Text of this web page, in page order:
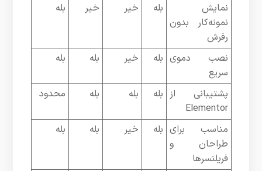
نمایش
نمونه‌کار بدون
رفرش
بله خیر خیر بله
نصب دموی
سریع
بله خیر بله بله
پشتیبانی از
Elementor
بله بله بله محدود
مناسب برای
طراحان و
فریلنسرها
بله خیر بله بله